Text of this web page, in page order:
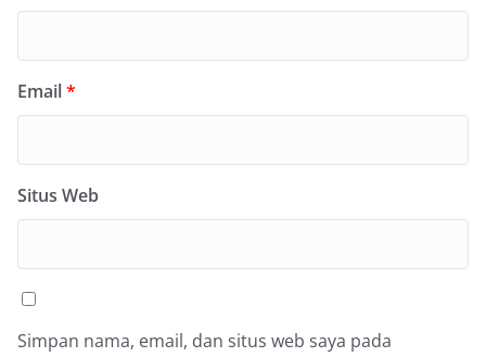
Email*
Situs Web
Simpan nama, email, dan situs web saya pada